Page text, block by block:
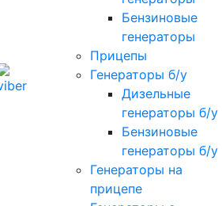
Бензиновые
генераторы
Прицепы
Генераторы б/у
Дизельные
генераторы б/у
Бензиновые
генераторы б/у
Генераторы на
прицепе